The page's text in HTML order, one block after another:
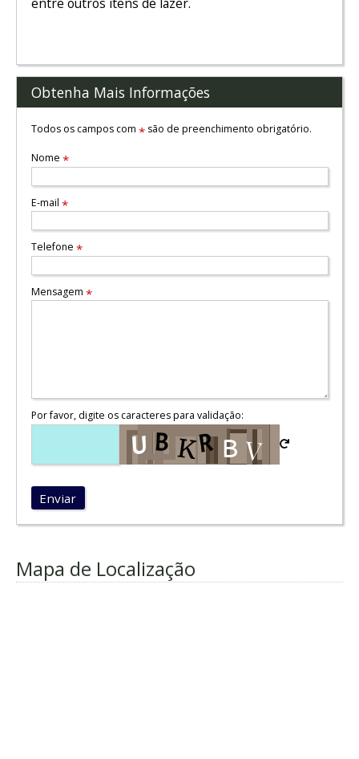
Obtenha Mais Informações
Todos os campos com *são de preenchimento obrigatório.
Nome *
E-mail *
Telefone *
Mensagem *
Por favor, digite os caracteres para validação:
Enviar
Mapa de Localização